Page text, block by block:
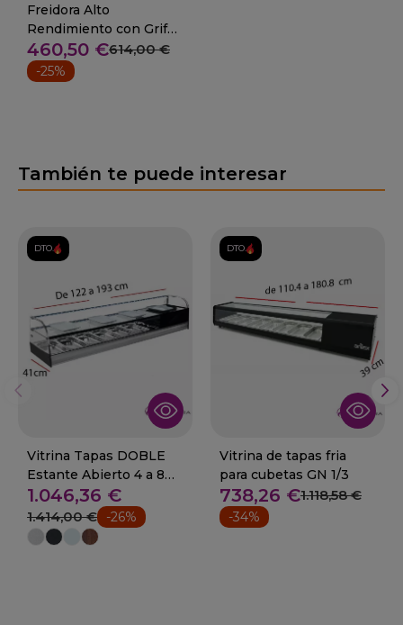
Freidora Alto
Rendimiento con Grifo
10 L. - 5.5 Kw. 09-
FD10LARC
460,50 €614,00 €
-25%
También te puede interesar
DTO.
Vitrina Tapas DOBLE
Estante Abierto 4 a 8
GN1/3- 08-ABF-4C+
1.046,36 €
1.414,00 € -26%
DTO.
Vitrina de tapas fria
para cubetas GN 1/3
738,26 €1.118,58 €
-34%